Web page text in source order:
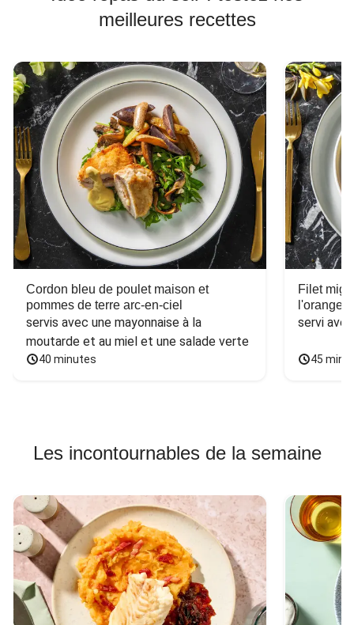
meilleures recettes
Cordon bleu de poulet maison et
pommes de terre arc-en-ciel
servis avec une mayonnaise à la
moutarde et au miel et une salade verte
40 minutes
Filet
l'orange
servi
45
Les incontournables de la semaine